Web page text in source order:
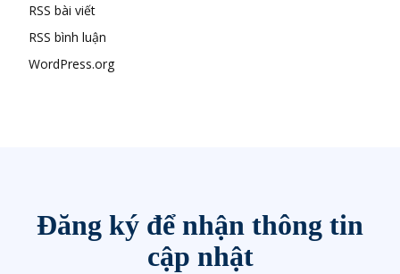
RSS bài viết
RSS bình luận
WordPress.org
Đăng ký để nhận thông tin
cập nhật